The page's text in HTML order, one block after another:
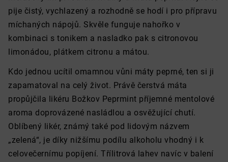
pije čistý, vychlazený a rozhodně se hodí i pro přípravu
míchaných nápojů. Skvěle funguje nahořko v
kombinaci s tonikem a nasladko pak s citronovou
limonádou, plátkem citronu a mátou.
Kdo jednou ucítil omamnou vůni máty peprné, ten si ji
zapamatoval na celý život. Právě čerstvá máta
propůjčila likéru Božkov Peprmint příjemné mentolové
aroma doprovázené nasládlou a osvěžující chutí.
Oblíbený likér, známý také pod lidovým názvem
„zelená“, je díky nižšímu podílu alkoholu vhodný i k
celovečernímu popíjení. Třílitrová lahev navíc v balení